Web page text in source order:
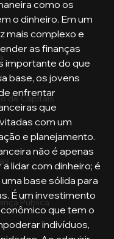
de Capitais
Publica
como os
o dinheiro. Em um
mais complexo e
as finanças
importante do que
base, os jovens
enfrentar
que
com um
e planejamento.
não é apenas
lidar com dinheiro; é
base sólida para
É um investimento
que tem o
indivíduos,